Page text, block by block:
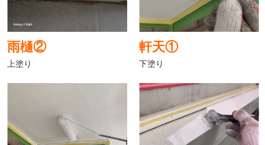
雨樋②
上塗り
軒天①
下塗り